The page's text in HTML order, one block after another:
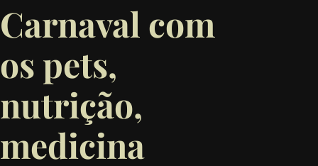
Carnaval com
os pets,
nutrição,
medicina